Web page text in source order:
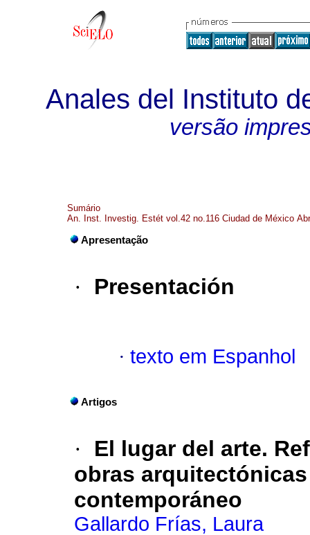
Anales del Instituto
versão
Sumário
An. Inst. Investig. Estét vol.42 no.116 Ciudad de México
Apresentação
· Presentación
· texto em Espanhol
Artigos
·
El lugar del arte.
obras
contemporáneo
Gallardo Frías, Laura